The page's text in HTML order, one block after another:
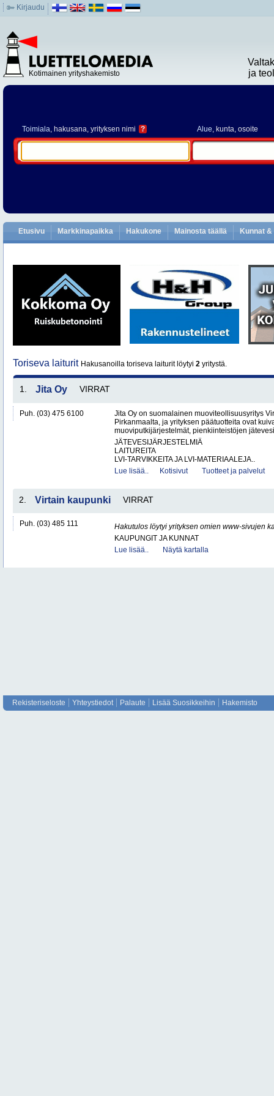
Kirjaudu
Kotimainen yrityshakemisto
ja
Toimiala, hakusana, yrityksen nimi ? Alue, kunta, osoite
Etusivu Markkinapaikka Hakukone Mainosta täällä Kunnat
Toriseva laiturit Hakusanoilla toriseva laiturit löytyi 2 yritystä.
1. Jita Oy VIRRAT
Puh. (03) 475 6100
Jita Oy on suomalainen muoviteollisuusyritys
Pirkanmaalta, ja yrityksen päätuotteita ovat
muoviputkijärjestelmät, pienkiinteistöjen
JÄTEVESIJÄRJESTELMIÄ
LAITUREITA
LVI-TARVIKKEITA JA LVI-MATERIAALEJA..
Lue lisää..
Kotisivut Tuotteet ja palvelut
2. Virtain kaupunki VIRRAT
Puh. (03) 485 111
Hakutulos löytyi yrityksen omien www-sivujen
KAUPUNGIT JA KUNNAT
Lue lisää..
Näytä kartalla
Rekisteriseloste Yhteystiedot Palaute Lisää Suosikkeihin Hakemisto